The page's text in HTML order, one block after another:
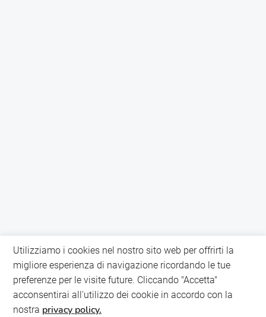
Utilizziamo i cookies nel nostro sito web per offrirti la
migliore esperienza di navigazione ricordando le tue
preferenze per le visite future. Cliccando "Accetta"
acconsentirai all'utilizzo dei cookie in accordo con la
nostra privacy policy.